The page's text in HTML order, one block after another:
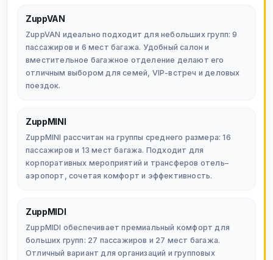
ZuppVAN
ZuppVAN идеально подходит для небольших групп: 9
пассажиров и 6 мест багажа. Удобный салон и
вместительное багажное отделение делают его
отличным выбором для семей, VIP-встреч и деловых
поездок.
ZuppMINI
ZuppMINI рассчитан на группы среднего размера: 16
пассажиров и 13 мест багажа. Подходит для
корпоративных мероприятий и трансферов отель–
аэропорт, сочетая комфорт и эффективность.
ZuppMIDI
ZuppMIDI обеспечивает премиальный комфорт для
больших групп: 27 пассажиров и 27 мест багажа.
Отличный вариант для организаций и групповых